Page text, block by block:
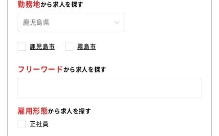
勤務地から求人を探す
鹿児島市 霧島市
フリーワードから求人を探す
雇用形態から求人を探す
正社員